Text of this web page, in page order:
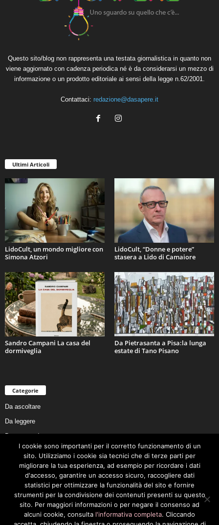
Questo sito/blog non rappresenta una testata giornalistica in quanto non
viene aggiornato con cadenza periodica né è da considerarsi un mezzo di
informazione o un prodotto editoriale ai sensi della legge n.62/2001.
Contattaci: redazione@dasapere.it
Ultimi Articoli
LidoCult, un mondo migliore con
Simona Atzori
LidoCult, “Donne e potere”
stasera a Lido di Camaiore
Sandro Campani La casa del
dormiveglia
Da Pietrasanta a Pisa:la lunga
estate di Tano Pisano
Categorie
Da ascoltare
Da leggere
Da non perdere
Da conoscere
Da preservare
Da vivere
Cookie Policy
I cookie sono importanti per il corretto funzionamento di un
sito. Utilizziamo i cookie sia tecnici che di terze parti per
migliorare la tua esperienza, ad esempio per ricordare i dati
d'accesso, garantire un accesso sicuro, raccogliere dati
statistici per ottimizzare la funzionalità del sito e fornire
strumenti per la condivisione dei contenuti presenti su questo
sito. Per maggiori informazioni o per negare il consenso ad
alcuni cookie, consulta l'informativa completa. Cliccando